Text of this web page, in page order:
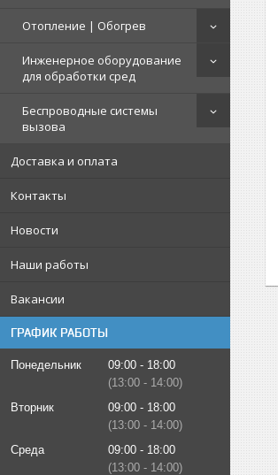
Отопление | Обогрев
Инженерное оборудование
для обработки сред
Беспроводные системы
вызова
Доставка и оплата
Контакты
Новости
Наши работы
Вакансии
ГРАФИК РАБОТЫ
Понедельник 09:00
18:00
13:00
14:00
Вторник
09:00
18:00
13:00
14:00
Среда
09:00
18:00
13:00
14:00